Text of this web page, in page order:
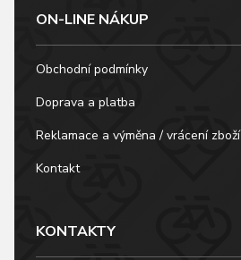
ON-LINE NÁKUP
Obchodní podmínky
Doprava a platba
Reklamace a výměna / vrácení zboží
Kontakt
KONTAKTY